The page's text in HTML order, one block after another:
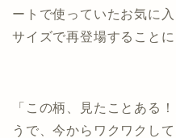
ートで使っていたお気に
サイズで再登場することに
「この柄、見たことある
うで、今からワクワクして